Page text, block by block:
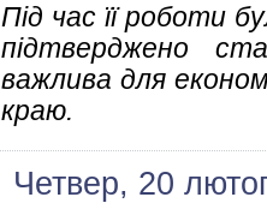
Під час її роботи
підтверджено
важлива для
краю.
Четвер, 20